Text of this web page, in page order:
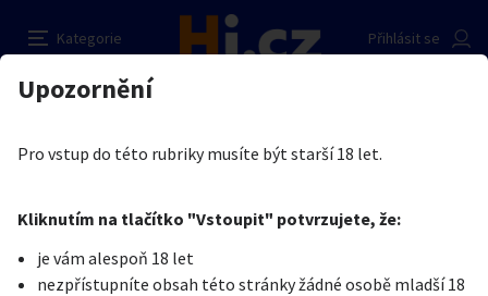
Kategorie
Přihlásit se
Auto-moto
Reality a bydlení Seznamka
Zvířata
Stroje a nářadí PC a elektro Sport a hobby
Erotika
Je nám líto, ale tenhle inzerát již není aktuální.
Ženu k občasným schůzkám
Kupující
Pošlete uživateli zprávu
Nahlásit inzerát
Upozornění
Pro vstup do této rubriky musíte být starší 18 let.
Kliknutím na tlačítko "Vstoupit" potvrzujete, že:
je vám alespoň 18 let
nezpřístupníte obsah této stránky žádné osobě mladší 18